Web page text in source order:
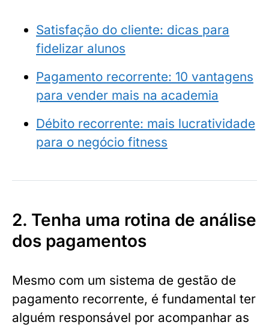
Satisfação do cliente: dicas para
fidelizar alunos
Pagamento recorrente: 10 vantagens
para vender mais na academia
Débito recorrente: mais lucratividade
para o negócio fitness
2. Tenha uma rotina de análise
dos pagamentos
Mesmo com um sistema de gestão de
pagamento recorrente, é fundamental ter
alguém responsável por acompanhar as